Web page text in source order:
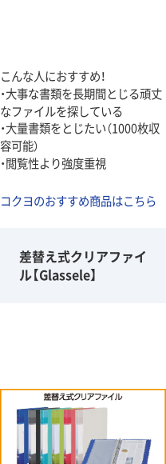
こんな人におすすめ！
・大事な書類を長期間とじる頑丈
なファイルを探している
・大量書類をとじたい（1000枚収
容可能）
・閲覧性より強度重視
コクヨのおすすめ商品はこちら
差替え式クリアファイ
ル【Glassele】